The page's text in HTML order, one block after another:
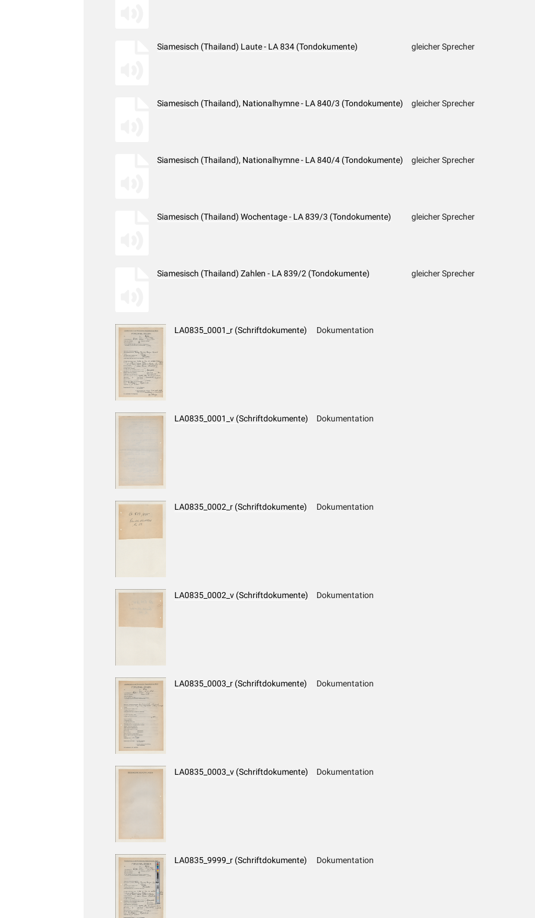
Siamesisch (Thailand) Laute - LA 834 (Tondokumente) gleicher Sprecher
Siamesisch (Thailand), Nationalhymne - LA 840/3 (Tondokumente) gleicher Sprecher
Siamesisch (Thailand), Nationalhymne - LA 840/4 (Tondokumente) gleicher Sprecher
Siamesisch (Thailand) Wochentage - LA 839/3 (Tondokumente) gleicher Sprecher
Siamesisch (Thailand) Zahlen - LA 839/2 (Tondokumente) gleicher Sprecher
LA0835_0001_r (Schriftdokumente) Dokumentation
LA0835_0001_v (Schriftdokumente) Dokumentation
LA0835_0002_r (Schriftdokumente) Dokumentation
LA0835_0002_v (Schriftdokumente) Dokumentation
LA0835_0003_r (Schriftdokumente) Dokumentation
LA0835_0003_v (Schriftdokumente) Dokumentation
LA0835_9999_r (Schriftdokumente) Dokumentation